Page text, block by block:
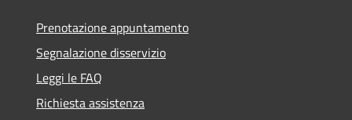
Prenotazione appuntamento
Segnalazione disservizio
Leggi le FAQ
Richiesta assistenza